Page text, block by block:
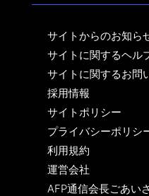
サイトからのお知ら
サイトに関するヘル
サイトに関するお問
採用情報
サイトポリシー
プライバシーポリシ
利用規約
運営会社
AFP通信会長ごあい